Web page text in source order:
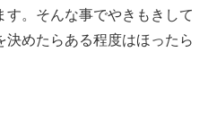
。そんな事でやきもきして
めたらある程度はほったら